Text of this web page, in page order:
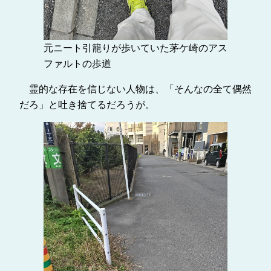
元ニート引籠りが歩いていた茅ケ崎のアス
ファルトの歩道
霊的な存在を信じない人物は、「そんなの全て偶然
だろ」と吐き捨てるだろうが。